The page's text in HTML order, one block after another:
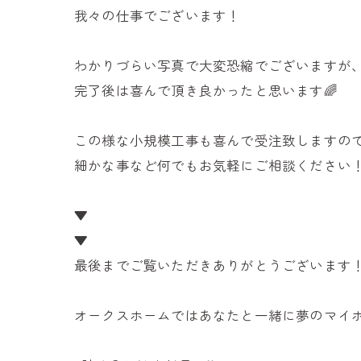
我々の仕事でございます！
わかりづらい写真で大変恐縮でございますが、
完了後は喜んで頂き良かったと思います🌈
この様な小規模工事も喜んで受注致しますの
細かな事など何でもお気軽にご相談ください
▼
▼
最後までご覧いただきありがとうございます！
オークスホームではあなたと一緒に夢のマイ